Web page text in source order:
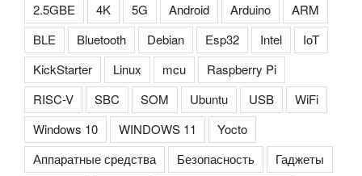
2.5GBE 4K 5G Android Arduino
ARM
BLE
Bluetooth Debian Esp32 Intel
IoT
KickStarter
Linux mcu
Raspberry Pi
RISC-V
SBC SOM Ubuntu USB
WiFi
Windows 10
WINDOWS 11
Yocto
Аппаратные средства
Безопасность
Гаджеты